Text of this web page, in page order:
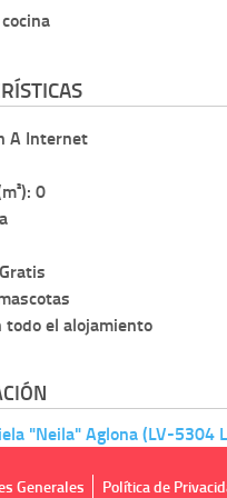
A Internet
0
todo el alojamiento
"Neila" Aglona (LV-
Generales Política de